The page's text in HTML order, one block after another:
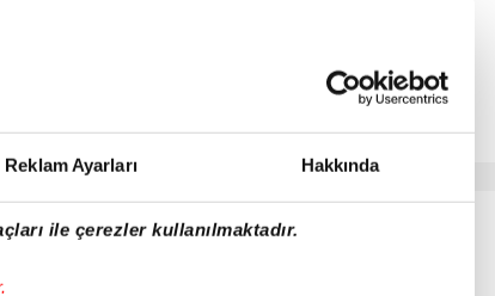
Reklam Ayarları Hakkında
ile çerezler kullanılmaktadır.